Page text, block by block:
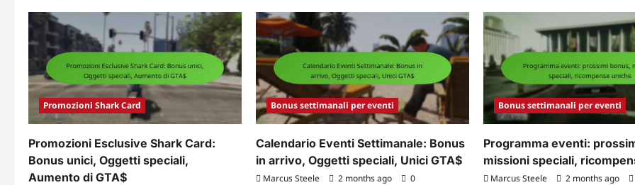
Promozioni Shark Card
Promozioni Esclusive Shark Card:
Bonus unici, Oggetti speciali,
Aumento di GTA$
Bonus settimanali per eventi
Calendario Eventi Settimanale: Bonus
in arrivo, Oggetti speciali, Unici GTA$
Marcus Steele 2 months ago 0
Bonus settimanali per eventi
Programma eventi:
missioni speciali,
Marcus Steele 2 months ago